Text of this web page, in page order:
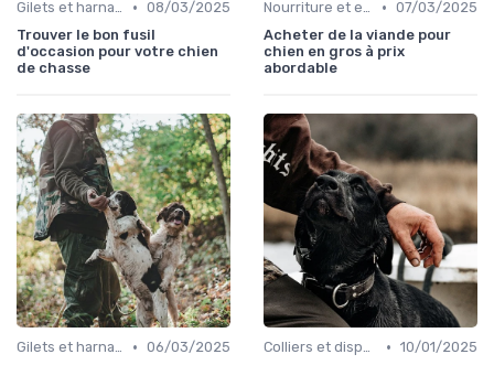
Gilets et harnais • 08/03/2025
Trouver le bon fusil
d'occasion pour votre chien
de chasse
Nourriture et eau en déplacement • 07/03/2025
Acheter de la viande pour
chien en gros à prix
abordable
Gilets et harnais • 06/03/2025
Colliers et dispositifs de suivi • 10/01/2025